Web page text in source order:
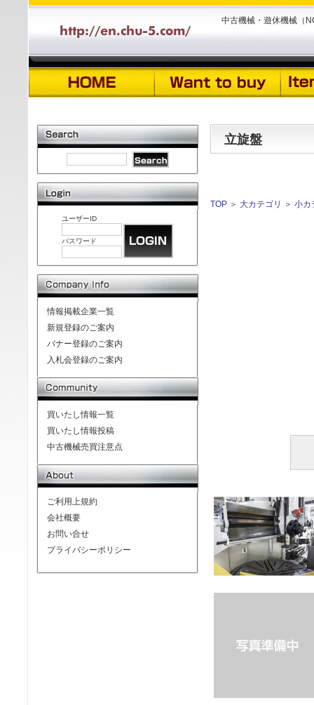
中古機械・遊休機械（
立旋盤
TOP ＞ 大カテゴリ ＞ 小カ
ユーザーID
パスワード
情報掲載企業一覧
新規登録のご案内
バナー登録のご案内
入札会登録のご案内
買いたし情報一覧
買いたし情報投稿
中古機械売買注意点
ご利用上規約
会社概要
お問い合せ
プライバシーポリシー